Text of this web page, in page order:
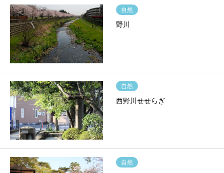
自然
野川
自然
西野川せせらぎ
自然